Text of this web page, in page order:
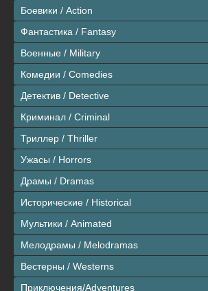
Боевики / Action
Фантастика / Fantasy
Военные / Military
Комедии / Comedies
Детектив / Detective
Криминал / Criminal
Триллер / Thriller
Ужасы / Horrors
Драмы / Dramas
Исторические / Historical
Мультики / Animated
Мелодрамы / Melodramas
Вестерны / Westerns
Приключения/Adventures